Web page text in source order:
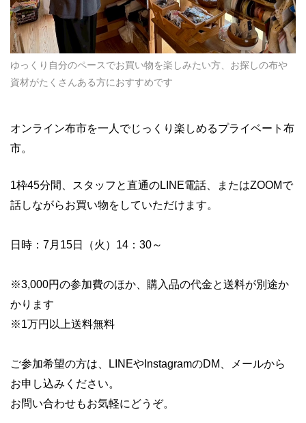
ゆっくり自分のペースでお買い物を楽しみたい方、お探しの布や
資材がたくさんある方におすすめです
オンライン布市を一人でじっくり楽しめるプライベート布
市。
1枠45分間、スタッフと直通のLINE電話、またはZOOMで
話しながらお買い物をしていただけます。
日時：7月15日（火）14：30～
※3,000円の参加費のほか、購入品の代金と送料が別途か
かります
※1万円以上送料無料
ご参加希望の方は、LINEやInstagramのDM、メールから
お申し込みください。
お問い合わせもお気軽にどうぞ。